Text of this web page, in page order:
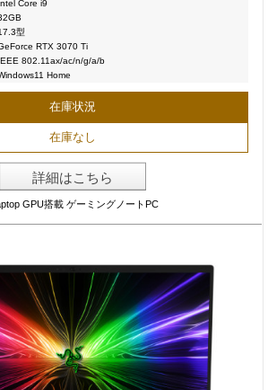
Core i9
型
RTX 3070 Ti
802.11ax/ac/n/g/a/b
Home
在庫状況
在庫なし
詳細はこちら
GPU搭載 ゲーミングノートPC